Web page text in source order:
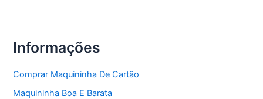
Informações
Comprar Maquininha De Cartão
Maquininha Boa E Barata